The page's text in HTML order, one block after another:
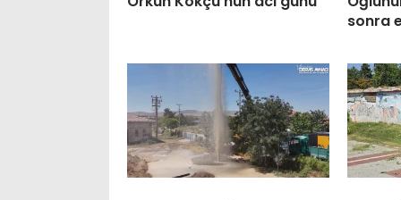
sonra